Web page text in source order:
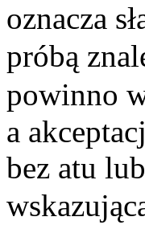
oznacza
próbą
powinno
a
bez atu